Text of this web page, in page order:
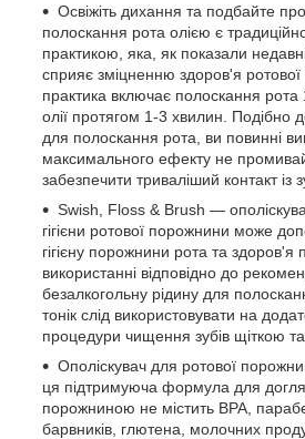
Освіжіть дихання та подбайте
полоскання рота олією є
практикою, яка, як показали
сприяє зміцненню здоров'я
практика включає полоскання
олії протягом 1-3 хвилин. Подібно
для полоскання рота, ви повинні
максимального ефекту не
забезпечити триваліший контакт із
Swish, Floss & Brush —
гігієни ротової порожнини може
гігієну порожнини рота та здоров'я
використанні відповідно до
безалкогольну рідину для
тонік слід використовувати на
процедури чищення зубів щіткою
Ополіскувач для ротової
ця підтримуюча формула для
порожниною не містить BPA,
барвників, глютена, молочних